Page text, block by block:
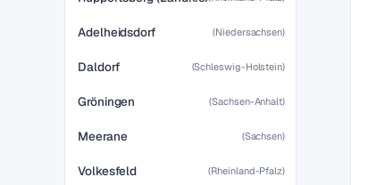
Adelheidsdorf (Niedersachsen)
Daldorf (Schleswig-Holstein)
Gröningen (Sachsen-Anhalt)
Meerane (Sachsen)
Volkesfeld (Rheinland-Pfalz)